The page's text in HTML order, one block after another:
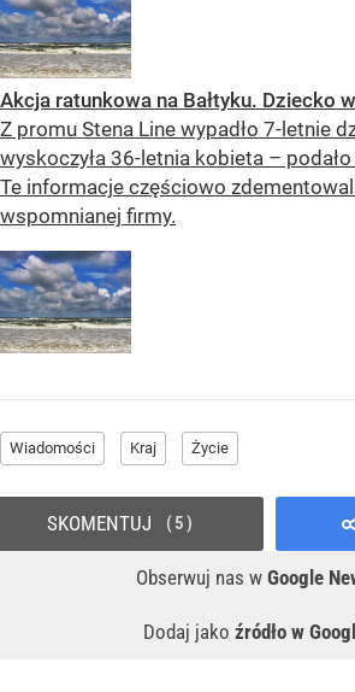
Akcja ratunkowa na Bałtyku. Dziecko
Z promu Stena Line wypadło 7-letnie
wyskoczyła 36-letnia kobieta – podało
Te informacje częściowo
wspomnianej firmy.
Wiadomości Kraj Życie
Obserwuj nas w Google
Dodaj jako źródło w
SKOMENTUJ 5